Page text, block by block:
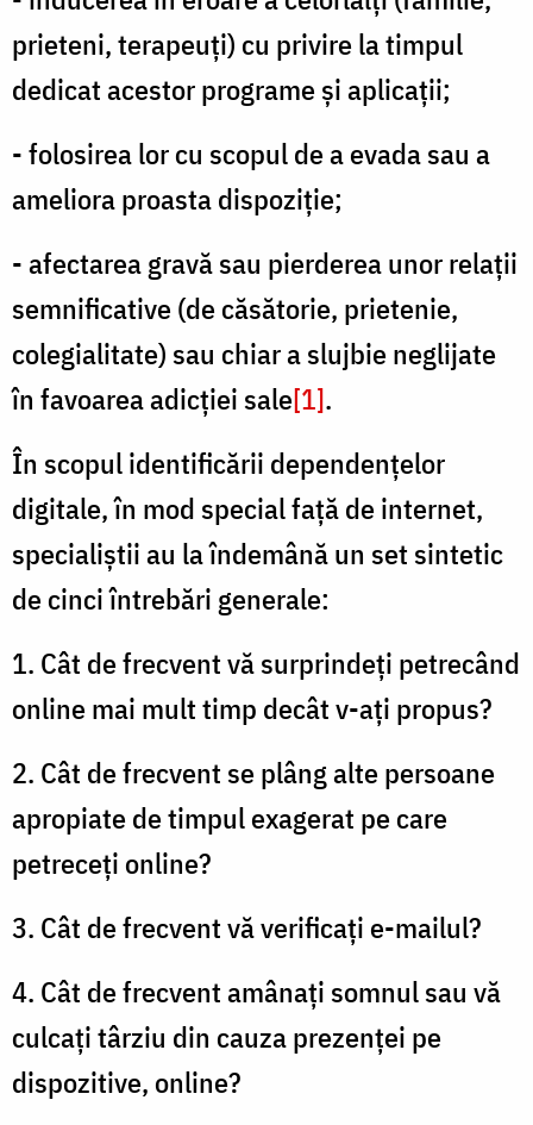
prieteni, terapeuți) cu privire la timpul
dedicat acestor programe și aplicații;
- folosirea lor cu scopul de a evada sau a
ameliora proasta dispoziţie;
- afectarea gravă sau pierderea unor relaţii
semnificative (de căsătorie, prietenie,
colegialitate) sau chiar a slujbie neglijate
în favoarea adicției sale[1].
În scopul identificării dependențelor
digitale, în mod special față de internet,
specialiștii au la îndemână un set sintetic
de cinci întrebări generale:
1. Cât de frecvent vă surprindeţi petrecând
online mai mult timp decât v-ați propus?
2. Cât de frecvent se plâng alte persoane
apropiate de timpul exagerat pe care
petreceţi online?
3. Cât de frecvent vă verificaţi e-mailul?
4. Cât de frecvent amânați somnul sau vă
culcați târziu din cauza prezenței pe
dispozitive, online?